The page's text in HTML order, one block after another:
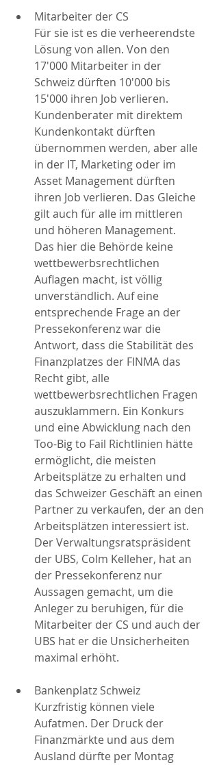
Mitarbeiter der CS
Für sie ist es die verheerendste
Lösung von allen. Von den
17'000 Mitarbeiter in der
Schweiz dürften 10'000 bis
15'000 ihren Job verlieren.
Kundenberater mit direktem
Kundenkontakt dürften
übernommen werden, aber alle
in der IT, Marketing oder im
Asset Management dürften
ihren Job verlieren. Das Gleiche
gilt auch für alle im mittleren
und höheren Management.
Das hier die Behörde keine
wettbewerbsrechtlichen
Auflagen macht, ist völlig
unverständlich. Auf eine
entsprechende Frage an der
Pressekonferenz war die
Antwort, dass die Stabilität des
Finanzplatzes der FINMA das
Recht gibt, alle
wettbewerbsrechtlichen Fragen
auszuklammern. Ein Konkurs
und eine Abwicklung nach den
Too-Big to Fail Richtlinien hätte
ermöglicht, die meisten
Arbeitsplätze zu erhalten und
das Schweizer Geschäft an einen
Partner zu verkaufen, der an den
Arbeitsplätzen interessiert ist.
Der Verwaltungsratspräsident
der UBS, Colm Kelleher, hat an
der Pressekonferenz nur
Aussagen gemacht, um die
Anleger zu beruhigen, für die
Mitarbeiter der CS und auch der
UBS hat er die Unsicherheiten
maximal erhöht.
Bankenplatz Schweiz
Kurzfristig können viele
Aufatmen. Der Druck der
Finanzmärkte und aus dem
Ausland dürfte per Montag